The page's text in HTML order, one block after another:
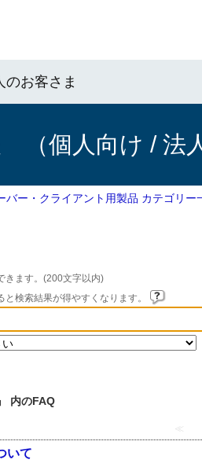
のお客さま
（個人向け / 法
バー・クライアント用製品 カテゴリー
きます。(200文字以内)
検索結果が得やすくなります。
内のFAQ
≪
いて